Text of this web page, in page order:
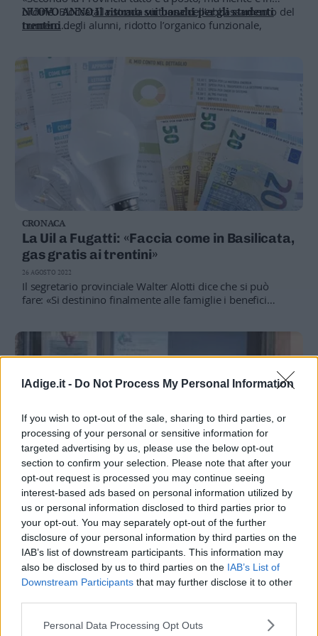
lAdige.it - Do Not Process My Personal Information
If you wish to opt-out of the sale, sharing to third parties, or
processing of your personal or sensitive information for
targeted advertising by us, please use the below opt-out
section to confirm your selection. Please note that after your
opt-out request is processed you may continue seeing
interest-based ads based on personal information utilized by
us or personal information disclosed to third parties prior to
your opt-out. You may separately opt-out of the further
disclosure of your personal information by third parties on the
IAB’s list of downstream participants. This information may
also be disclosed by us to third parties on the IAB’s List of
Downstream Participants that may further disclose it to other
Personal Data Processing Opt Outs
ordine. Bloccata la strada virtuosa dell’abbassamento del
numero degli alunni, ridotto l’organico funzionale,
NUOVO ANNOIl ritorno sui banchi per gli studenti
trentini
ASSESSORE
Bisesti: pochi candidati idoenei
CRONACA
La Uil a Fugatti: «Faccia come in Basilicata,
gas gratis ai trentini»
Il segretario provinciale Walter Alotti dice che si può
fare: «Si destinino finalmente alle famiglie i benefici
elettrica»
26 AGOSTO 2022
CRONACA
Vandali alla sede Uil pensionati di Trento.
Arriva la solidarietà della giunta
provinciale
Non è chiaro a che scopo si siano introdotti, se per
provare a rubare qualcosa o se per dispetto. Al
momento, si tende a escludere l’intimidazione, dato che
non sono stati trovati messaggi né scritte e nessuno ha
19 MAGGIO 2022